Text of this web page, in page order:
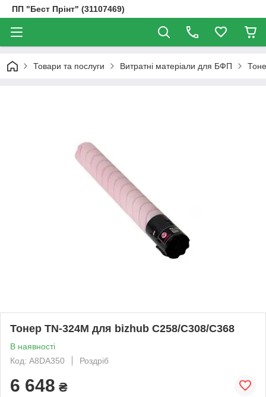
ПП "Бест Прінт" (31107469)
Товари та послуги Витратні матеріали для БФП
Тонер TN-324M для bizhub C258/C308/C368
В наявності
Код: A8DA350
Роздріб
6 648 ₴